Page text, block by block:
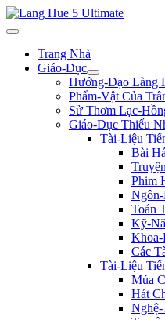
Trang Nhà
Giáo-Dục
Hướng-Đạo Làng
Phẩm-Vật Của
Sử Thơm Lạc-
Giáo-Dục Thiếu
Tài-Liệu
Bài
Phim
Toán
Kỹ-
Khoa-
Các
Tài-Liệu
Múa
Hát